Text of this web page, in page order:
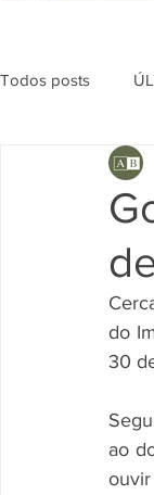
Todos posts
do
30
ao